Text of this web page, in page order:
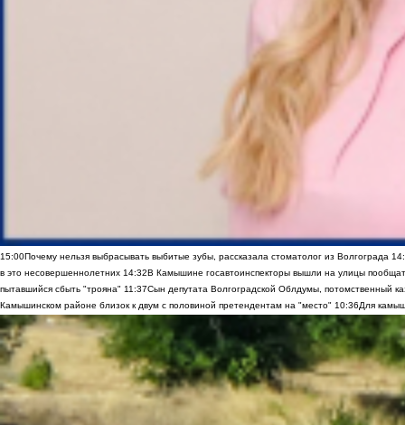
15:00Почему нельзя выбрасывать выбитые зубы, рассказала стоматолог из Волгограда
в это несовершеннолетних 14:32В Камышине госавтоинспекторы вышли на улицы
пытавшийся сбыть "трояна" 11:37Сын депутата Волгоградской Облдумы, потомственный
Камышинском районе близок к двум с половиной претендентам на "место" 10:36Для